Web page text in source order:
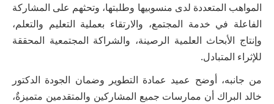
المواهب المتعددة لدى منسوبيها وطلبتها، وتحثهم على المشاركة
الفاعلة في خدمة المجتمع، والارتقاء بعملية التعليم والتعلم،
وإنتاج الأبحاث العلمية الرصينة، والشراكة المجتمعية المحققة
للإثراء المتبادل.
من جانبه، أوضح عميد عمادة التطوير وضمان الجودة الدكتور
خالد البراك أن ممارسات جميع المشاركين والمتقدمين متميزةٌ،